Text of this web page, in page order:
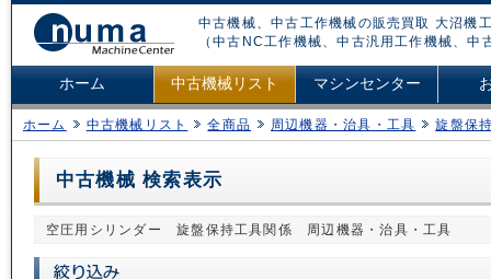
中古機械、中古工作機械の販売買取 大沼機
（中古NC工作機械、中古汎用工作機械、
ホーム 中古機械リスト マシンセンター
ホーム 中古機械リスト 全商品 周辺機器・治具・工具 旋盤保
中古機械 検索表示
空圧用シリンダー 旋盤保持工具関係 周辺機器・治具・工具